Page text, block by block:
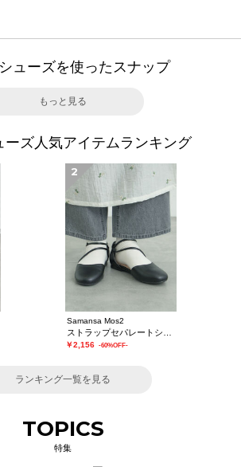
ューズを使ったスナップ
もっと見る
ーズ人気アイテムランキング
2
Samansa Mos2
￥2,156 -60%OFF-
ランキング一覧を見る
TOPICS
特集